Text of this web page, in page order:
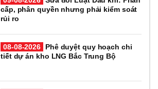
cấp, phân quyền nhưng phải kiểm soát
rủi ro
08-08-2026
Phê duyệt quy hoạch chi
tiết dự án kho LNG Bắc Trung Bộ